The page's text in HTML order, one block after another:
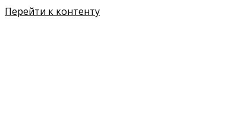
Перейти к контенту